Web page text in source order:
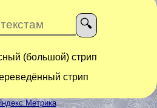
(большой) стрип
стрип